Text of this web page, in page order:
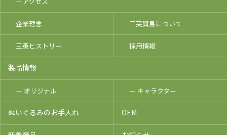
企業理念 三英貿易について
三英ヒストリー 採用情報
製品情報
－ オリジナル － キャラクター
ぬいぐるみのお手入れ OEM